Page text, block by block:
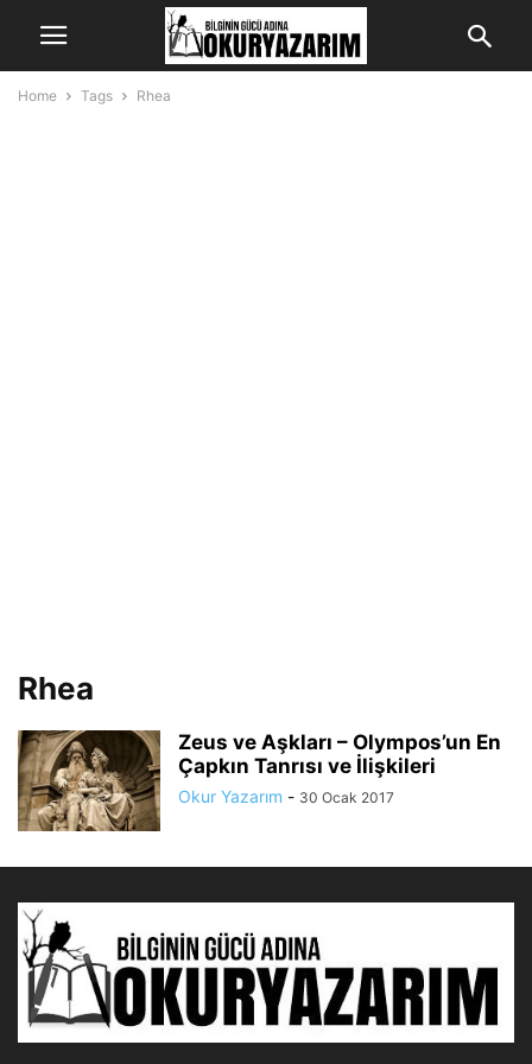
Home Tags Rhea
Rhea
Zeus ve Aşkları – Olympos’un En
Çapkın Tanrısı ve İlişkileri
Okur Yazarım - 30 Ocak 2017